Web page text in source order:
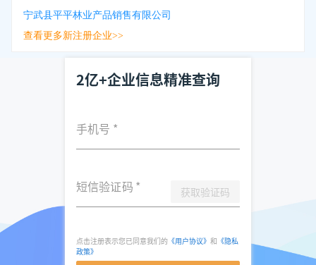
宁武县平平林业产品销售有限公司
查看更多新注册企业>>
2亿+企业信息精准查询
手机号 *
短信验证码 * 获取验证码
点击注册表示您已同意我们的 《用户协议》 和 《隐私
政策》